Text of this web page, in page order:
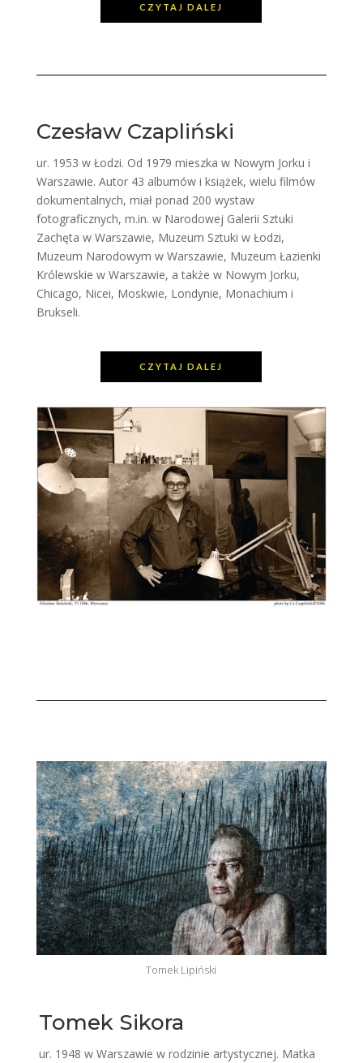
CZYTAJ DALEJ
Czesław Czapliński
ur. 1953 w Łodzi. Od 1979 mieszka w Nowym Jorku i
Warszawie. Autor 43 albumów i książek, wielu filmów
dokumentalnych, miał ponad 200 wystaw
fotograficznych, m.in. w Narodowej Galerii Sztuki
Zachęta w Warszawie, Muzeum Sztuki w Łodzi,
Muzeum Narodowym w Warszawie, Muzeum Łazienki
Królewskie w Warszawie, a także w Nowym Jorku,
Chicago, Nicei, Moskwie, Londynie, Monachium i
Brukseli.
CZYTAJ DALEJ
Tomek Lipiński
Tomek Sikora
ur. 1948 w Warszawie w rodzinie artystycznej. Matka